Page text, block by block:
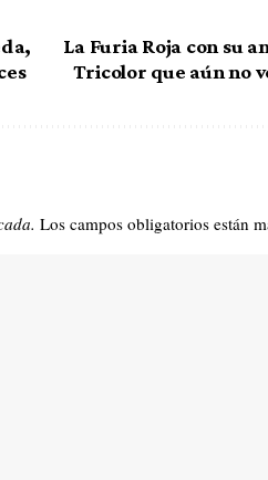
La Furia Roja con su
Tricolor que aún no
Los campos obligatorios están